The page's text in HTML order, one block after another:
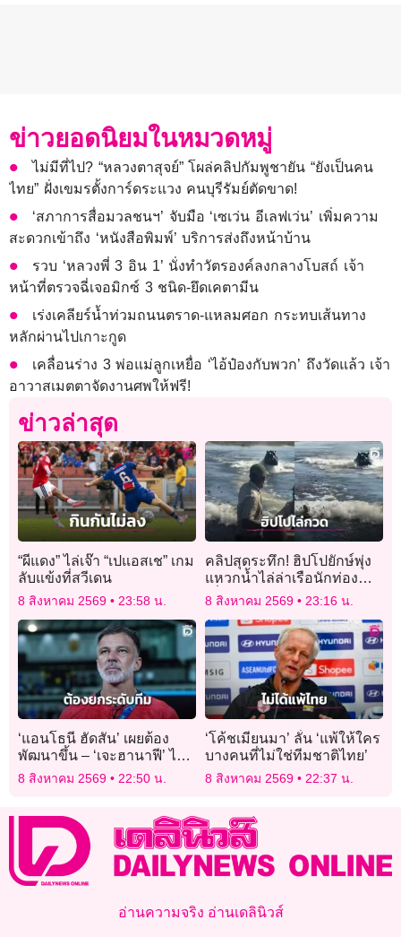
ข่าวยอดนิยมในหมวดหมู่
ไม่มีที่ไป? “หลวงตาสุจย์” โผล่คลิปกัมพูชายัน “ยังเป็นคน
ไทย” ฝั่งเขมรตั้งการ์ดระแวง คนบุรีรัมย์ตัดขาด!
‘สภาการสื่อมวลชนฯ’ จับมือ ‘เซเว่น อีเลฟเว่น’ เพิ่มความ
สะดวกเข้าถึง ‘หนังสือพิมพ์’ บริการส่งถึงหน้าบ้าน
รวบ ‘หลวงพี่ 3 อิน 1’ นั่งทำวัตรองค์ลงกลางโบสถ์ เจ้า
หน้าที่ตรวจฉี่เจอมิกซ์ 3 ชนิด-ยึดเคตามีน
เร่งเคลียร์น้ำท่วมถนนตราด-แหลมศอก กระทบเส้นทาง
หลักผ่านไปเกาะกูด
เคลื่อนร่าง 3 พ่อแม่ลูกเหยื่อ ‘ไอ้ป๋องกับพวก’ ถึงวัดแล้ว เจ้า
อาวาสเมตตาจัดงานศพให้ฟรี!
ข่าวล่าสุด
“ผีแดง” ไล่เจ๊า “เปแอสเช” เกม
ลับแข้งที่สวีเดน
8 สิงหาคม 2569 23:58 น.
คลิปสุดระทึก! ฮิปโปยักษ์พุ่ง
แหวกน้ำไล่ล่าเรือนักท่อง
เที่ยวในบอตสวานา
8 สิงหาคม 2569 23:16 น.
‘แอนโธนี ฮัดสัน’ เผยต้อง
พัฒนาขึ้น – ‘เจะฮานาฟี’ ไม่
เครียดยิงจุดโทษ
8 สิงหาคม 2569 22:50 น.
‘โค้ชเมียนมา’ ลั่น ‘แพ้ให้ใคร
บางคนที่ไม่ใช่ทีมชาติไทย’
8 สิงหาคม 2569 22:37 น.
อ่านความจริง อ่านเดลินิวส์